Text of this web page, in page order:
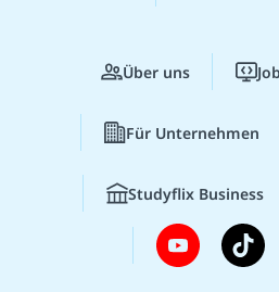
Über uns
Für Unternehmen
Studyflix Business